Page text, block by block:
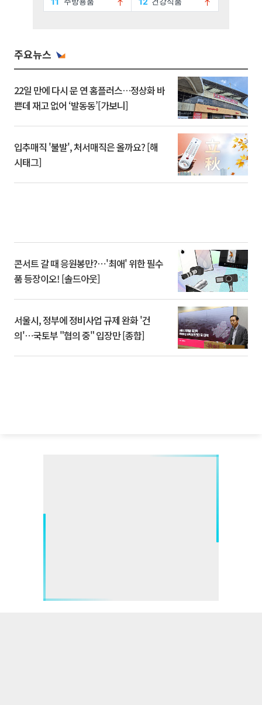
주요뉴스
22일 만에 다시 문 연 홈플러스…정상화 바
쁜데 재고 없어 ‘발동동’[가보니]
입추매직 '불발', 처서매직은 올까요? [해
시태그]
콘서트 갈 때 응원봉만?⋯'최애' 위한 필수
품 등장이오! [솔드아웃]
서울시, 정부에 정비사업 규제 완화 '건
의'⋯국토부 "협의 중" 입장만 [종합]